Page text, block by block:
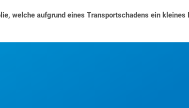
welche aufgrund eines Transportschadens ein